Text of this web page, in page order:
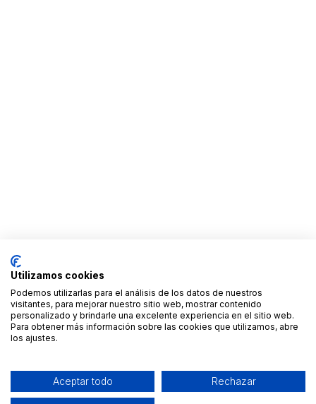
Utilizamos cookies
Podemos utilizarlas para el análisis de los datos de nuestros
visitantes, para mejorar nuestro sitio web, mostrar contenido
personalizado y brindarle una excelente experiencia en el sitio web.
Para obtener más información sobre las cookies que utilizamos, abre
los ajustes.
Aceptar todo Rechazar